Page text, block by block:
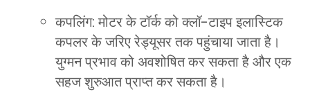
कपलिंग: मोटर के टॉर्क को क्लॉ-टाइप इलास्टिक
कपलर के जरिए रेड्यूसर तक पहुंचाया जाता है।
युग्मन प्रभाव को अवशोषित कर सकता है और एक
सहज शुरुआत प्राप्त कर सकता है।